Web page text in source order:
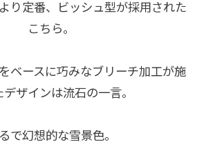
り定番、ビッシュ型が採用された
こちら。
ベースに巧みなブリーチ加工が施
デザインは流石の一言。
で幻想的な雪景色。